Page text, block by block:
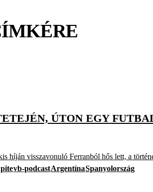
ÚTON EGY
visszavonuló Ferranból hős lett, a
vb-podcastArgentínaSpanyolország